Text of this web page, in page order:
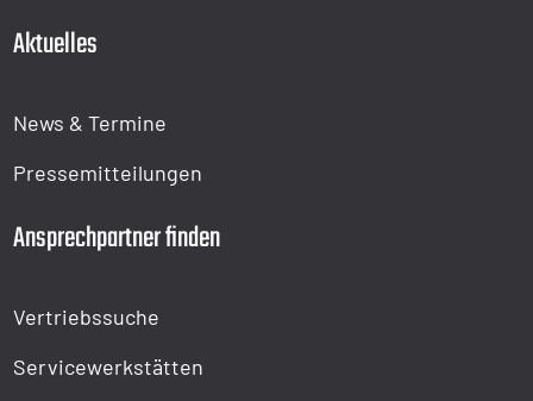
Aktuelles
News & Termine
Pressemitteilungen
Ansprechpartner finden
Vertriebssuche
Servicewerkstätten